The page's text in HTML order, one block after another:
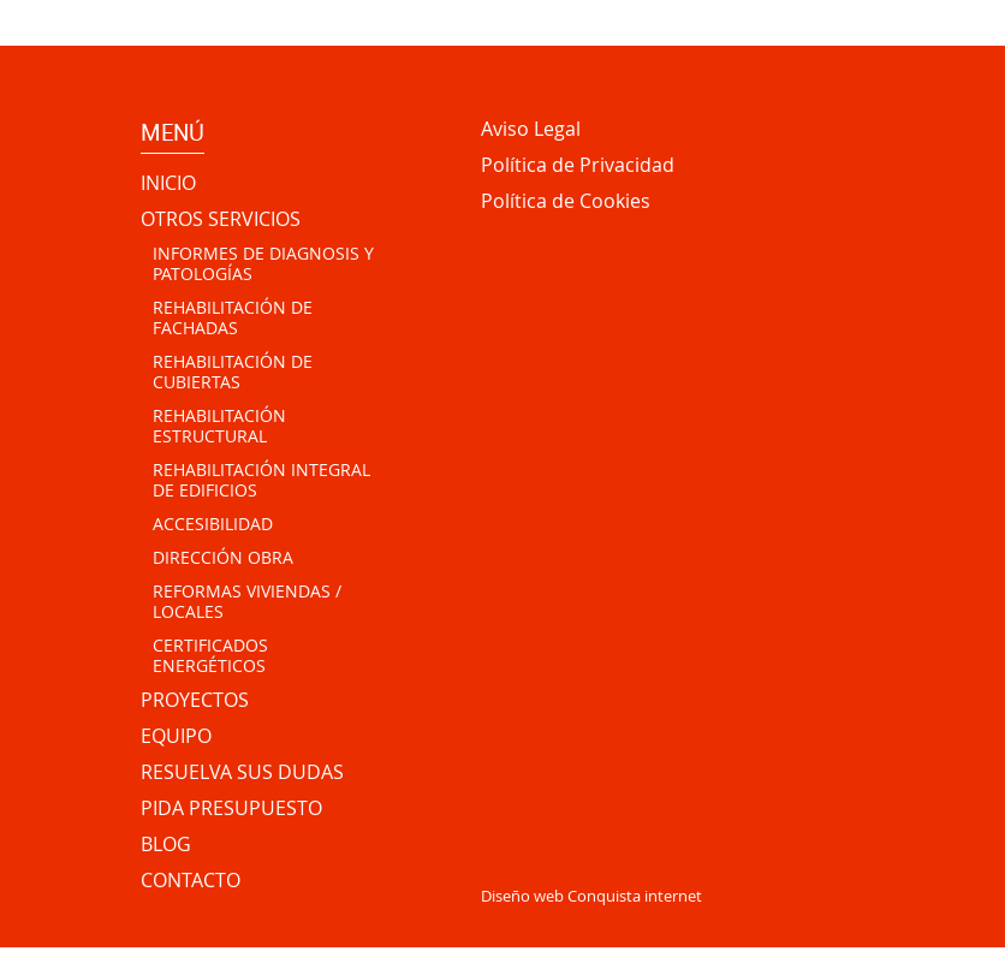
MENÚ
INICIO
OTROS SERVICIOS
INFORMES DE DIAGNOSIS Y
PATOLOGÍAS
REHABILITACIÓN DE
FACHADAS
REHABILITACIÓN DE
CUBIERTAS
REHABILITACIÓN
ESTRUCTURAL
REHABILITACIÓN INTEGRAL
DE EDIFICIOS
ACCESIBILIDAD
DIRECCIÓN OBRA
REFORMAS VIVIENDAS /
LOCALES
CERTIFICADOS
ENERGÉTICOS
PROYECTOS
EQUIPO
RESUELVA SUS DUDAS
PIDA PRESUPUESTO
BLOG
CONTACTO
Aviso Legal
Política de Privacidad
Política de Cookies
Diseño web Conquista internet